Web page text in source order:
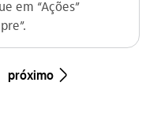
em “Ações”
próximo seta_direita